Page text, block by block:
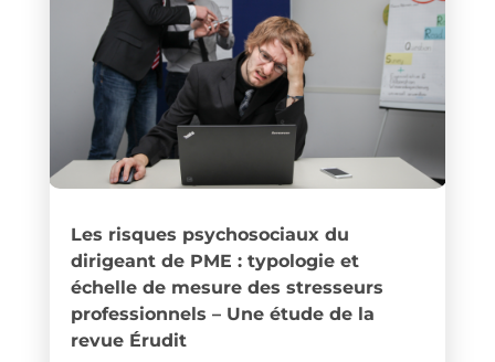
Les risques psychosociaux du
dirigeant de PME : typologie et
échelle de mesure des stresseurs
professionnels – Une étude de la
revue Érudit